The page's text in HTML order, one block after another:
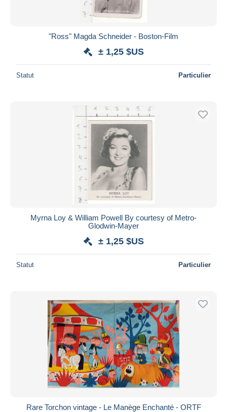
"Ross" Magda Schneider - Boston-Film
± 1,25 $US
Statut Particulier
Myrna Loy & William Powell By courtesy of Metro-
Glodwin-Mayer
± 1,25 $US
Statut Particulier
Rare Torchon vintage - Le Manège Enchanté - ORTF